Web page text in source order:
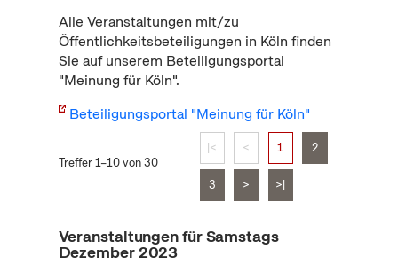
Alle Veranstaltungen mit/zu
Öffentlichkeitsbeteiligungen in Köln finden
Sie auf unserem Beteiligungsportal
"Meinung für Köln".
Beteiligungsportal "Meinung für Köln"
Treffer 1–10 von 30
|< < 1 2
3 > >|
Veranstaltungen für Samstags
Dezember 2023